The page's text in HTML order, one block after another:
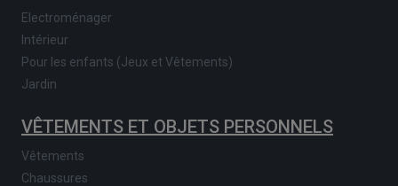
Electroménager
Intérieur
Pour les enfants (Jeux et Vêtements)
Jardin
VÊTEMENTS ET OBJETS PERSONNELS
Vêtements
Chaussures